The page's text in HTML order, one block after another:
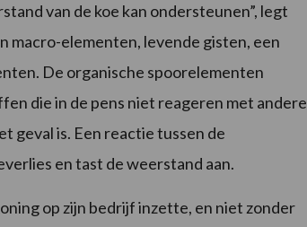
van de koe kan ondersteunen”, legt
macro-elementen, levende gisten, een
De organische spoorelementen
die in de pens niet reageren met andere
geval is. Een reactie tussen de
en tast de weerstand aan.
op zijn bedrijf inzette, en niet zonder